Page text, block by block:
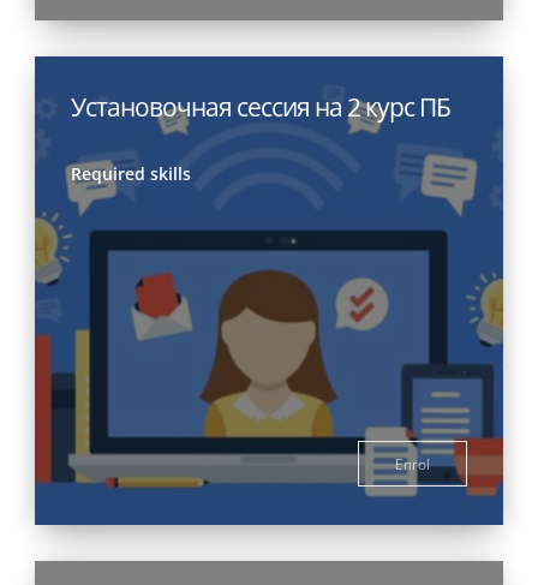
Установочная сессия на 2 курс ПБ
Required skills
Enrol